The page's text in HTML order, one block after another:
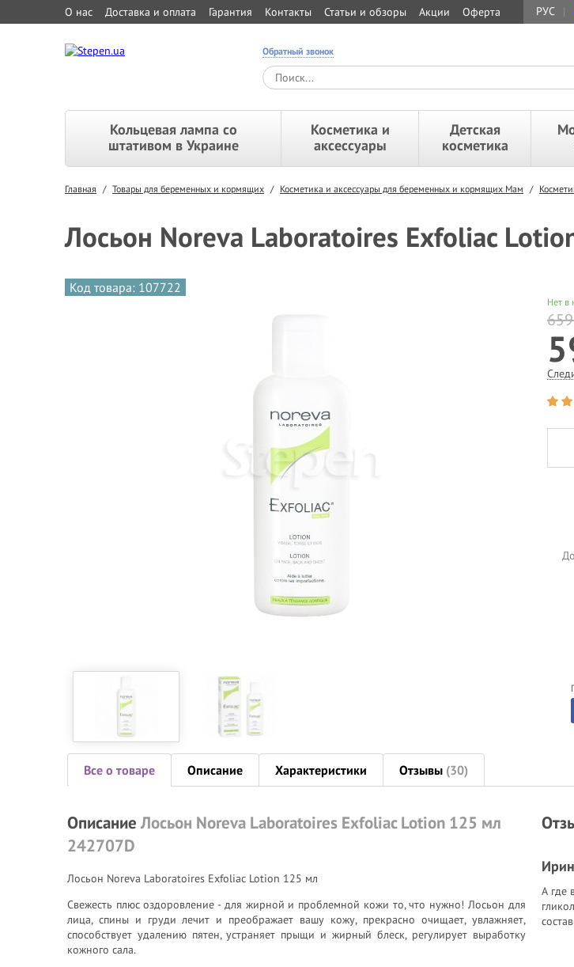
О нас Доставка и оплата Гарантия Контакты Статьи и обзоры Акции Оферта РУС |
Обратный звонок
Кольцевая лампа со
штативом в Украине
Косметика и
аксессуары
Детская
косметика
Главная / Товары для беременных и кормящих / Косметика и аксессуары для беременных и кормящих Мам /
Лосьон Noreva Laboratoires Exfoliac
Код товара: 107722
Нет в
Все о товаре Описание Характеристики Отзывы (30)
Описание Лосьон Noreva Laboratoires Exfoliac Lotion 125 мл
242707D
Лосьон Noreva Laboratoires Exfoliac Lotion 125 мл
Cвежесть плюс оздоровление - для жирной и проблемной кожи то, что нужно! Лосьон для
лица, спины и груди лечит и преображает вашу кожу, прекрасно очищает, увлажняет,
способствует удалению пятен, устраняет прыщи и жирный блеск, регулирует выработку
кожного сала.
А где